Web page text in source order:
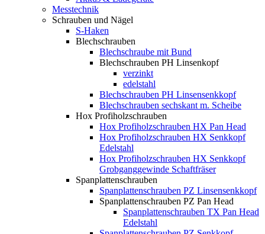
Messtechnik
Schrauben und Nägel
S-Haken
Blechschrauben
Blechschraube mit Bund
Blechschrauben PH Linsenkopf
verzinkt
edelstahl
Blechschrauben PH Linsensenkkopf
Blechschrauben sechskant m. Scheibe
Hox Profiholzschrauben
Hox Profiholzschrauben HX Pan Head
Hox Profiholzschrauben HX Senkkopf
Edelstahl
Hox Profiholzschrauben HX Senkkopf
Grobganggewinde Schaftfräser
Spanplattenschrauben
Spanplattenschrauben PZ Linsensenkkopf
Spanplattenschrauben PZ Pan Head
Spanplattenschrauben TX Pan Head
Edelstahl